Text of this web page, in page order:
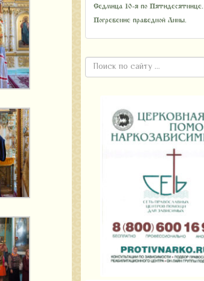
Седмица 10-я по Пятидесятнице.
Погребение праведной Анны.